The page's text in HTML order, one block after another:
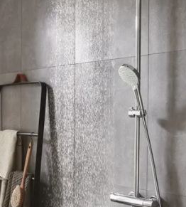
240 1jet для ванни з термостатом (27298000)
Душова система
Crometta E Showerpipe
Виробник:
HANSGROHE
Колекція:
CROMETTA
Кількість товару
обмежена
29 031. 00
грн/шт